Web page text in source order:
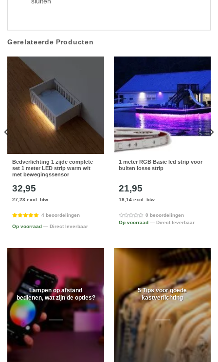
Gerelateerde Producten
Bedverlichting 1 zijde complete
set 1 meter LED strip warm wit
met bewegingssensor
32,95
27,23 excl. btw
4 beoordelingen
Op voorraad — Direct leverbaar
1 meter RGB Basic led strip voor
buiten losse strip
21,95
18,14 excl. btw
0 beoordelingen
Op voorraad — Direct leverbaar
Lampen op afstand
bedienen, wat zijn de opties?
5 Tips voor goede
kastverlichting